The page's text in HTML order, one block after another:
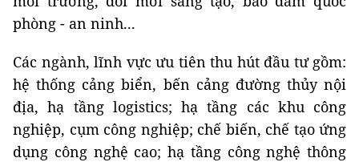
phòng - an ninh...
Các ngành, lĩnh vực ưu tiên thu hút đầu tư gồm:
hệ thống cảng biển, bến cảng đường thủy nội
địa, hạ tầng logistics; hạ tầng các khu công
nghiệp, cụm công nghiệp; chế biến, chế tạo ứng
dụng công nghệ cao; hạ tầng công nghệ thông